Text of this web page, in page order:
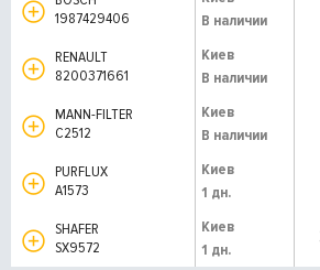
1987429406
В наличии
RENAULT
8200371661
Киев
В наличии
MANN-FILTER
C2512
Киев
В наличии
PURFLUX
A1573
Киев
1 дн.
SHAFER
SX9572
Киев
1 дн.